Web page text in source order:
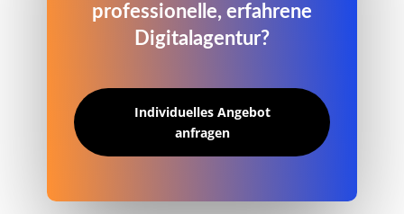
professionelle, erfahrene
Digitalagentur?
Individuelles Angebot
anfragen